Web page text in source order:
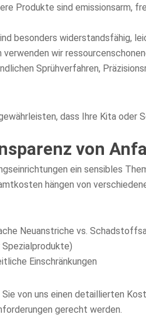
Produkte sind emissionsarm,
besonders widerstandsfähig,
verwenden wir
Sprühverfahren,
dass Ihre Kita oder
von
ein sensibles
hängen von
Neuanstriche vs.
Einschränkungen
von uns einen detaillierten
gerecht werden.